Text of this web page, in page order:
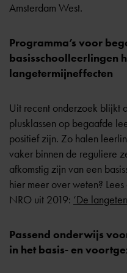
Amsterdam West.
Programma’s voor
basisschoolleerlingen
langetermijneffecten
Uit recent onderzoek blijkt
plusklassen op begaafde
positief zijn. Zo halen
vaker binnen de reguliere
afkomstig zijn van een
hier meer over weten?
NRO uit 2019: ‘De
Passend onderwijs
in het basis- en